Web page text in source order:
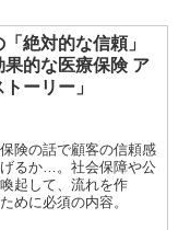
絶対的な信頼」
果的な医療保険 ア
ーリー」
険の話で顧客の信頼感
るか…。社会保障や公
起して、流れを作
めに必須の内容。